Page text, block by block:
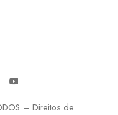
– Direitos de